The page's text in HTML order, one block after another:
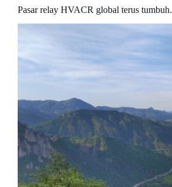
Pasar relay HVACR global terus tumbuh.